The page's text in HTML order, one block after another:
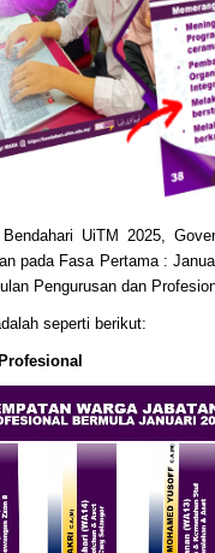
UiTM 2025,
pada Fasa Pertama :
Pengurusan dan
seperti berikut: